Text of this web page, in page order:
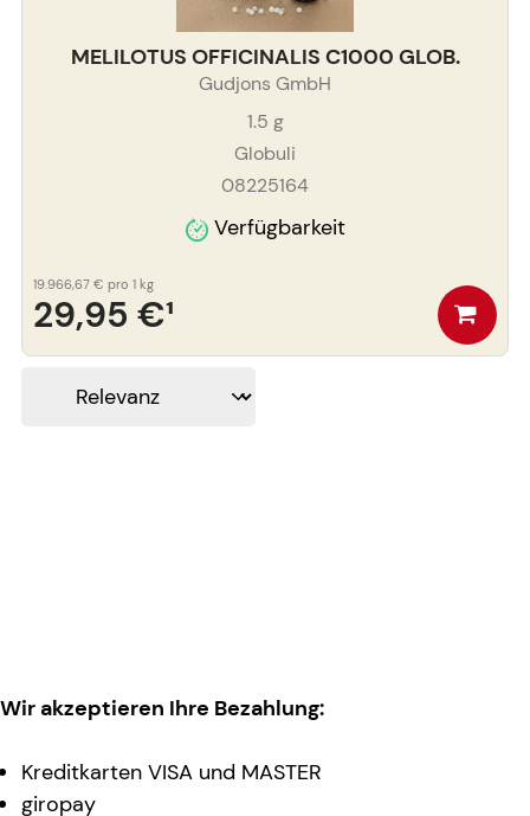
MELILOTUS OFFICINALIS C1000 GLOB.
Gudjons GmbH
1.5 g
Globuli
08225164
Verfügbarkeit
29,95 €¹
19.966,67 € pro 1 kg
Wir akzeptieren Ihre Bezahlung:
Kreditkarten VISA und MASTER
giropay